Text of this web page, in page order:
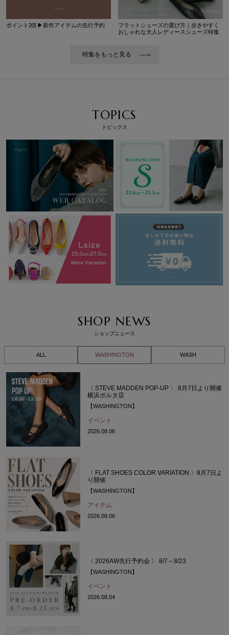
ポイント2倍▶︎新作アイテムの先行予約
フラットシューズの選び方｜歩きやすく
おしゃれな大人レディースシューズ特集
特集をもっと見る
TOPICS
トピックス
SHOP NEWS
ショップニュース
ALL WASHINGTON WASH
〈 STEVE MADDEN POP-UP 〉 8月7日より開催
横浜ポルタ店
【WASHINGTON】
イベント
2026.08.06
〈 FLAT SHOES COLOR VARIATION 〉8月7日よ
り開催
【WASHINGTON】
アイテム
2026.08.06
〈 2026AW先行予約会 〉 8/7～8/23
【WASHINGTON】
イベント
2026.08.04